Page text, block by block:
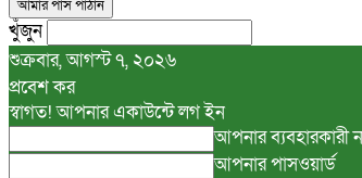
খুঁজুন
শুক্রবার, আগস্ট ৭, ২০২৬
প্রবেশ কর
স্বাগত! আপনার একাউন্টে লগ ইন
আপনার ব্যবহারকারী
আপনার পাসওয়ার্ড